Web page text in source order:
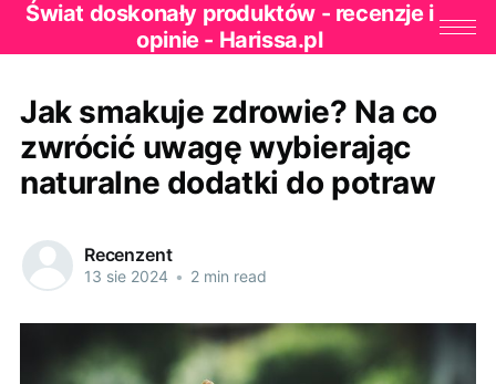
Świat doskonały produktów - recenzje i
opinie - Harissa.pl
Jak smakuje zdrowie? Na co
zwrócić uwagę wybierając
naturalne dodatki do potraw
Recenzent
13 sie 2024 • 2 min read